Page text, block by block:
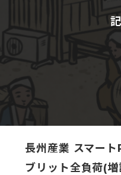
長州産業 スマー
ブリット全負荷(増